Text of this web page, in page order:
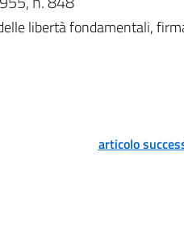
libertà fondamentali,
articolo